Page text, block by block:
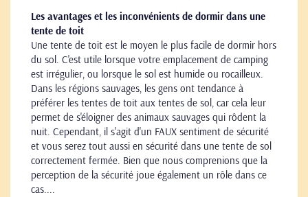
Les avantages et les inconvénients de dormir dans une
tente de toit
Une tente de toit est le moyen le plus facile de dormir hors
du sol. C'est utile lorsque votre emplacement de camping
est irrégulier, ou lorsque le sol est humide ou rocailleux.
Dans les régions sauvages, les gens ont tendance à
préférer les tentes de toit aux tentes de sol, car cela leur
permet de s'éloigner des animaux sauvages qui rôdent la
nuit. Cependant, il s'agit d'un FAUX sentiment de sécurité
et vous serez tout aussi en sécurité dans une tente de sol
correctement fermée. Bien que nous comprenions que la
perception de la sécurité joue également un rôle dans ce
cas....